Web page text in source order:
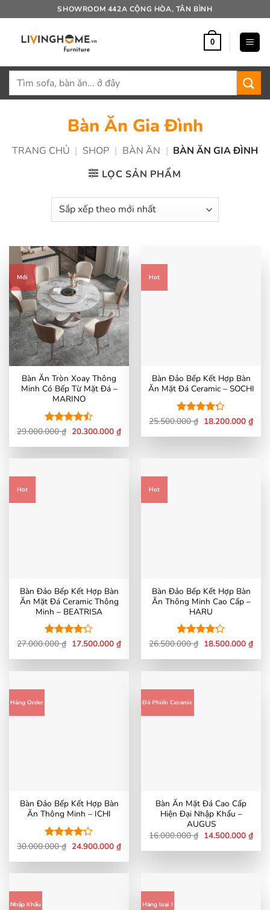
qua
SHOWROOM 442A CỘNG HÒA, TÂN BÌNH
0
Tìm
Bàn Ăn Gia Đình
TRANG CHỦ | SHOP | BÀN ĂN | BÀN ĂN GIA ĐÌNH
LỌC SẢN PHẨM
Mới
Bàn Ăn Tròn Xoay Thông
Minh Có Bếp Từ Mặt Đá –
MARINO
Được xếp
5 sao
29.000.000₫ Giá
là:
20.300.000 ₫Giá
hiện
tại
Hot
Bàn Đảo Bếp Kết Hợp Bàn
Ăn Mặt Đá Ceramic – SOCHI
Được xếp
5 sao
25.500.000₫ Giá
là:
18.200.000 ₫Giá
hiện
tại
Hot
Bàn Đảo Bếp Kết Hợp Bàn
Ăn Mặt Đá Ceramic Thông
Minh – BEATRISA
Được xếp
5 sao
27.000.000₫ Giá
là:
17.500.000 ₫Giá
hiện
tại
17.500.000 ₫.
Hot
Bàn Đảo Bếp Kết Hợp Bàn
Ăn Thông Minh Cao Cấp –
HARU
Được xếp
5 sao
26.500.000₫ Giá
là:
18.500.000 ₫Giá
hiện
tại
Hàng Order
Bàn Đảo Bếp Kết Hợp Bàn
Ăn Thông Minh – ICHI
Được xếp
5 sao
30.000.000₫ Giá
là:
24.900.000 ₫Giá
hiện
tại
Đá Phiến Ceramic
Bàn Ăn Mặt Đá Cao Cấp
Hiện Đại Nhập Khẩu –
AUGUS
16.000.000₫ Giá
là:
14.500.000 ₫Giá
hiện
tại
Nhập Khẩu Hàng loại I